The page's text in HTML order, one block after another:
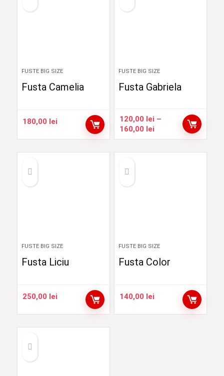
FUSTE BIG SIZE
Fusta Camelia
180,00 lei
FUSTE BIG SIZE
Fusta Gabriela
120,00 lei –
160,00 leiInterval
de
FUSTE BIG SIZE
Fusta Liciu
250,00 lei
FUSTE BIG SIZE
Fusta Color
140,00 lei